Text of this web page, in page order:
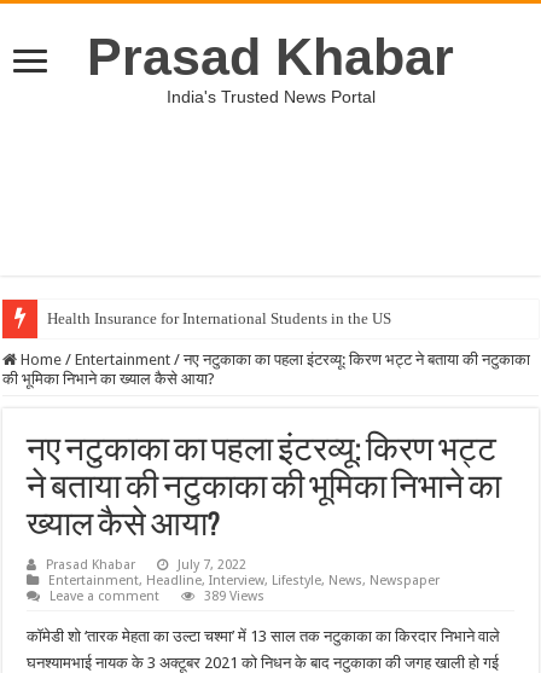
Prasad Khabar
India's Trusted News Portal
Health Insurance for International Students in the US
Home / Entertainment / नए नटुकाका का पहला इंटरव्यू: किरण भट्ट ने बताया की नटुकाका
की भूमिका निभाने का ख्याल कैसे आया?
नए नटुकाका का पहला इंटरव्यू: किरण भट्ट
ने बताया की नटुकाका की भूमिका निभाने का
ख्याल कैसे आया?
Prasad Khabar
July 7, 2022
Entertainment, Headline,Interview, Lifestyle, News, Newspaper
Leave a comment
389 Views
कॉमेडी शो ‘तारक मेहता का उल्टा चश्मा’ में 13 साल तक नटुकाका का किरदार निभाने वाले
घनश्यामभाई नायक के 3 अक्टूबर 2021 को निधन के बाद नटुकाका की जगह खाली हो गई